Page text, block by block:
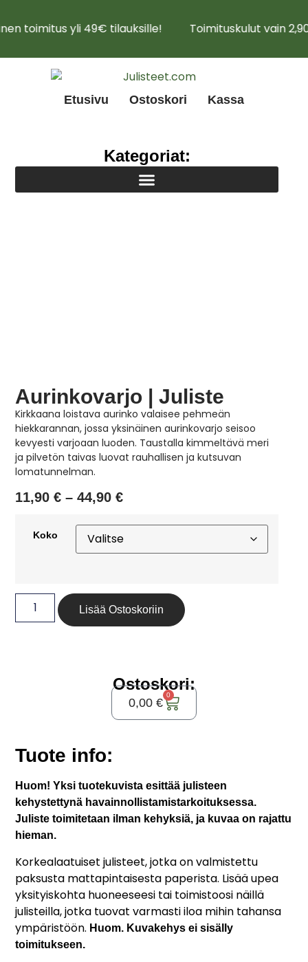
toimitus yli 49€ tilauksille! Toimituskulut vain
Etusivu Ostoskori Kassa
Kategoriat:
Aurinkovarjo | Juliste
Kirkkaana loistava aurinko valaisee pehmeän
hiekkarannan, jossa yksinäinen aurinkovarjo seisoo
kevyesti varjoaan luoden. Taustalla kimmeltävä meri
ja pilvetön taivas luovat rauhallisen ja kutsuvan
lomatunnelman.
11,90€ – 44,90€
Koko
Lisää Ostoskoriin
Ostoskori:
0,00 €
0
Tuote info:
Huom! Yksi tuotekuvista esittää julisteen
kehystettynä havainnollistamistarkoituksessa.
Juliste toimitetaan ilman kehyksiä, ja kuvaa on rajattu
hieman.
Korkealaatuiset julisteet, jotka on valmistettu
paksusta mattapintaisesta paperista. Lisää upea
yksityiskohta huoneeseesi tai toimistoosi näillä
julisteilla, jotka tuovat varmasti iloa mihin tahansa
ympäristöön. Huom. Kuvakehys ei sisälly
toimitukseen.